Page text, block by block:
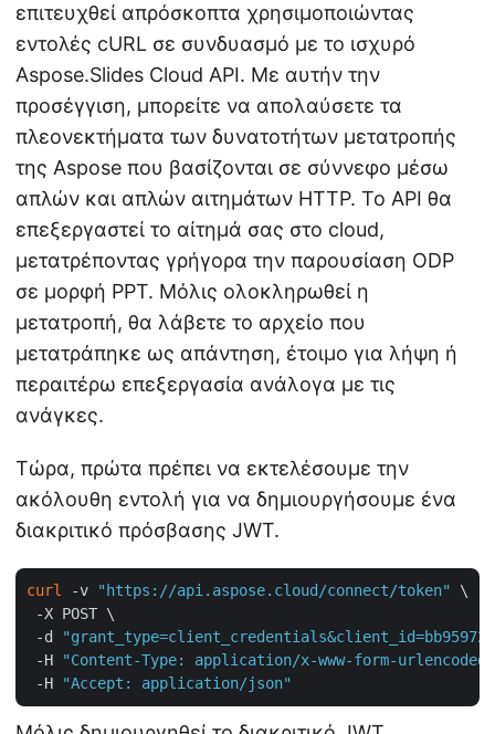
επιτευχθεί απρόσκοπτα χρησιμοποιώντας
εντολές cURL σε συνδυασμό με το ισχυρό
Aspose.Slides Cloud API. Με αυτήν την
προσέγγιση, μπορείτε να απολαύσετε τα
πλεονεκτήματα των δυνατοτήτων μετατροπής
της Aspose που βασίζονται σε σύννεφο μέσω
απλών και απλών αιτημάτων HTTP. Το API θα
επεξεργαστεί το αίτημά σας στο cloud,
μετατρέποντας γρήγορα την παρουσίαση ODP
σε μορφή PPT. Μόλις ολοκληρωθεί η
μετατροπή, θα λάβετε το αρχείο που
μετατράπηκε ως απάντηση, έτοιμο για λήψη ή
περαιτέρω επεξεργασία ανάλογα με τις
ανάγκες.
Τώρα, πρώτα πρέπει να εκτελέσουμε την
ακόλουθη εντολή για να δημιουργήσουμε ένα
διακριτικό πρόσβασης JWT.
curl -v "https://api.aspose.cloud/connect/token"
\
-X POST \
-d
"grant_type=client_credentials&client_id=bb959721-
-H
"Content-Type: application/x-www-form-urlencoded"
-H
"Accept: application/json"